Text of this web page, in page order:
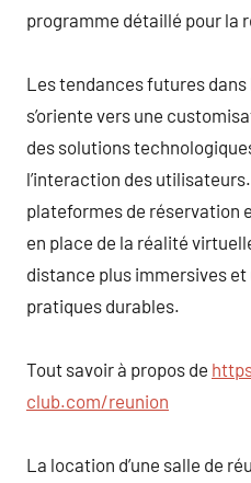
programme détaillé pour la
Les tendances futures
s’oriente vers une
des solutions
l’interaction des
plateformes de réservation
en place de la réalité
distance plus immersives
pratiques durables.
Tout savoir à propos de
club.com/reunion
La location d’une salle de